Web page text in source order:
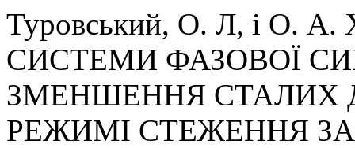
Туровський, О. Л, і О.
СИСТЕМИ ФАЗОВОЇ
ЗМЕНШЕННЯ СТАЛИХ
РЕЖИМІ СТЕЖЕННЯ